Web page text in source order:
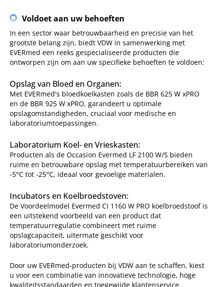
Voldoet aan uw behoeften
In een sector waar betrouwbaarheid en precisie van het
grootste belang zijn, biedt VDW in samenwerking met
EVERmed een reeks gespecialiseerde producten die
ontworpen zijn om aan uw specifieke behoeften te voldoen:
Opslag van Bloed en Organen:
Met EVERmed's bloedkoelkasten zoals de BBR 625 W xPRO
en de BBR 925 W xPRO, garandeert u optimale
opslagomstandigheden, cruciaal voor medische en
laboratoriumtoepassingen.
Laboratorium Koel- en Vrieskasten:
Producten als de Occasion Evermed LF 2100 W/S bieden
ruime en betrouwbare opslag met temperatuurbereiken van
-5°C tot -25°C, ideaal voor gevoelige materialen.
Incubators en Koelbroedstoven:
De Voordeelmodel Evermed CI 1160 W PRO koelbroedstoof is
een uitstekend voorbeeld van een product dat
temperatuurregulatie combineert met ruime
opslagcapaciteit, uitermate geschikt voor
laboratoriumonderzoek.
Door uw EVERmed-producten bij VDW aan te schaffen, kiest
u voor een combinatie van innovatieve technologie, hoge
kwaliteitsstandaarden en toegewijde klantenservice.